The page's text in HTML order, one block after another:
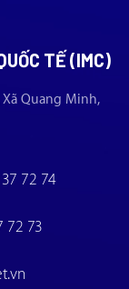
TẾ (IMC)
Quang Minh,
72 74
72 73